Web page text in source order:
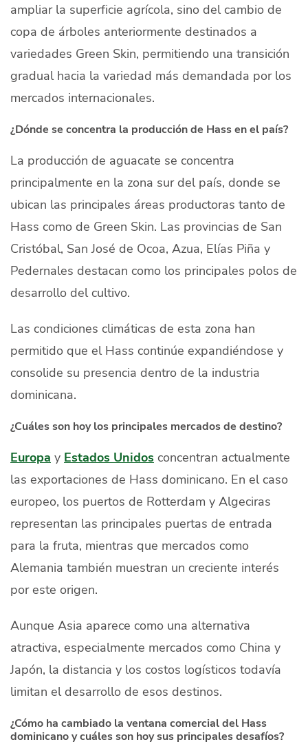
ampliar la superficie agrícola, sino del cambio de
copa de árboles anteriormente destinados a
variedades Green Skin, permitiendo una transición
gradual hacia la variedad más demandada por los
mercados internacionales.
¿Dónde se concentra la producción de Hass en el país?
La producción de aguacate se concentra
principalmente en la zona sur del país, donde se
ubican las principales áreas productoras tanto de
Hass como de Green Skin. Las provincias de San
Cristóbal, San José de Ocoa, Azua, Elías Piña y
Pedernales destacan como los principales polos de
desarrollo del cultivo.
Las condiciones climáticas de esta zona han
permitido que el Hass continúe expandiéndose y
consolide su presencia dentro de la industria
dominicana.
¿Cuáles son hoy los principales mercados de destino?
Europa y Estados Unidos concentran actualmente
las exportaciones de Hass dominicano. En el caso
europeo, los puertos de Rotterdam y Algeciras
representan las principales puertas de entrada
para la fruta, mientras que mercados como
Alemania también muestran un creciente interés
por este origen.
Aunque Asia aparece como una alternativa
atractiva, especialmente mercados como China y
Japón, la distancia y los costos logísticos todavía
limitan el desarrollo de esos destinos.
¿Cómo ha cambiado la ventana comercial del Hass
dominicano y cuáles son hoy sus principales desafíos?